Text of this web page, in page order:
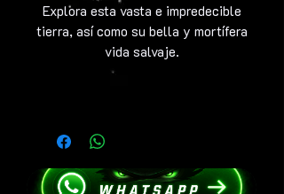
Explora esta vasta e impredecible
tierra, así como su bella y mortífera
vida salvaje.